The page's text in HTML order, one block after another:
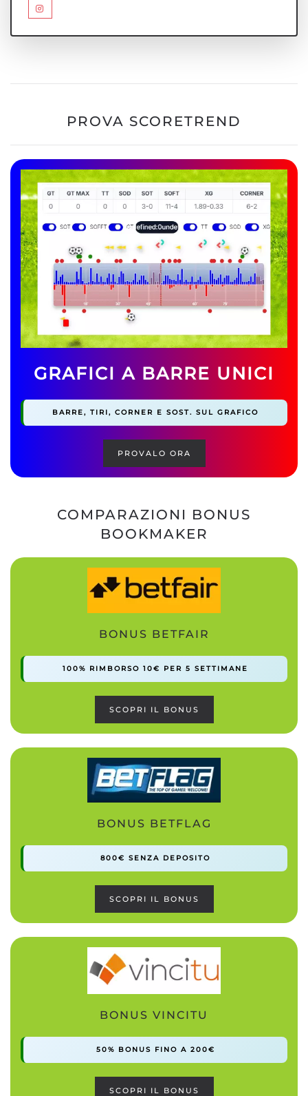
PROVA SCORETREND
GRAFICI A BARRE UNICI
BARRE, TIRI, CORNER E SOST. SUL GRAFICO
PROVALO ORA
COMPARAZIONI BONUS
BOOKMAKER
BONUS BETFAIR
100% RIMBORSO 10€ PER 5 SETTIMANE
SCOPRI IL BONUS
BONUS BETFLAG
800€ SENZA DEPOSITO
SCOPRI IL BONUS
BONUS VINCITU
50% BONUS FINO A 200€
SCOPRI IL BONUS